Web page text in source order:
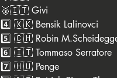
🥉🇮🇹 Givi
4️⃣ 🇽🇰 Bensik Lalinovci
5️⃣ 🇨🇭 Robin
6️⃣ 🇮🇹 Tommaso Serratore
7️⃣ 🇭🇺 Penge